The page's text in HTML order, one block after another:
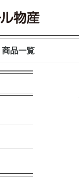
商品一覧